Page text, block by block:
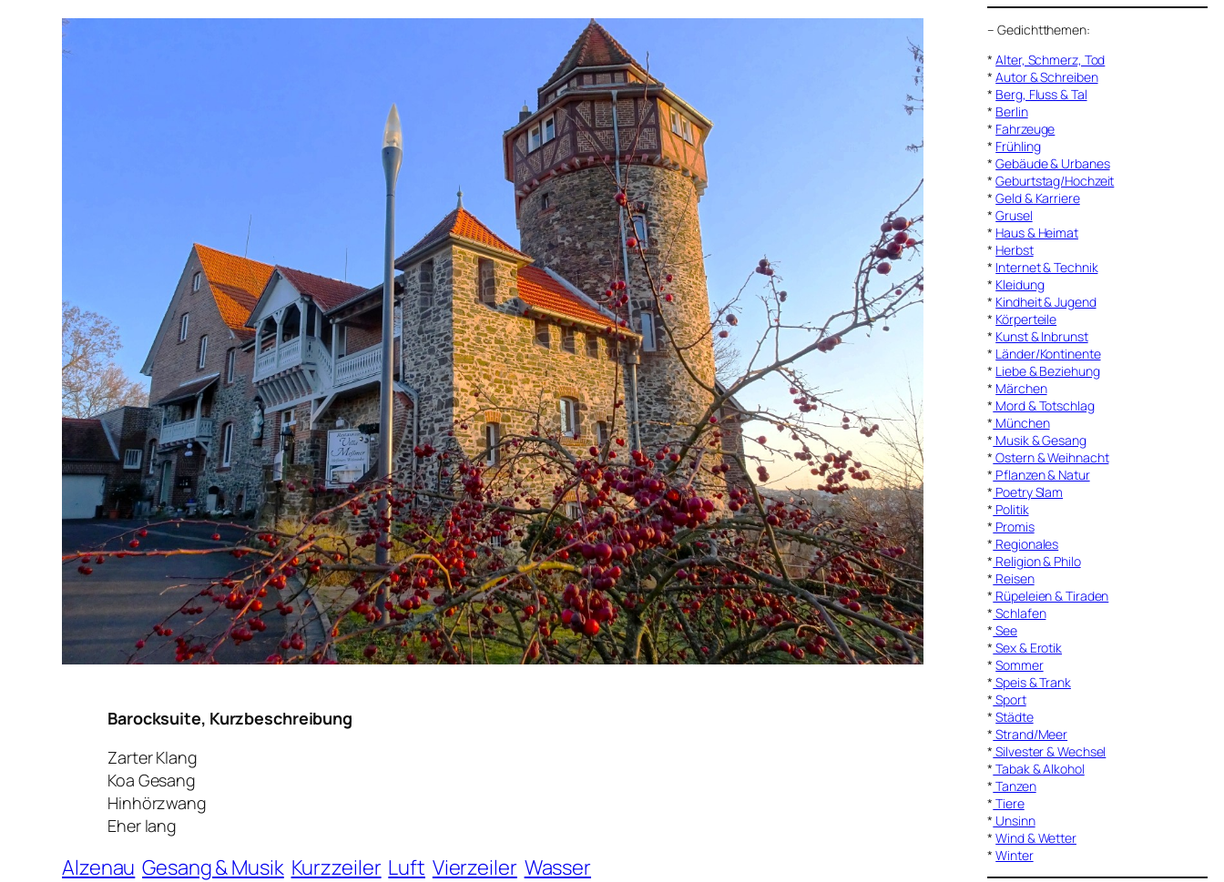
Barocksuite, Kurzbeschreibung
Zarter Klang
Koa Gesang
Hinhörzwang
Eher lang
Alzenau Gesang & Musik Kurzzeiler Luft Vierzeiler Wasser
–Gedichtthemen:
*Alter, Schmerz, Tod
*Autor & Schreiben
* Berg, Fluss & Tal
* Berlin
* Fahrzeuge
* Frühling
*Gebäude & Urbanes
*Geburtstag/Hochzeit
*Geld & Karriere
*Grusel
* Haus & Heimat
* Herbst
* Internet & Technik
* Kleidung
* Kindheit & Jugend
* Körperteile
* Kunst & Inbrunst
* Länder/Kontinente
* Liebe & Beziehung
* Märchen
* Mord & Totschlag
* München
* Musik & Gesang
* Ostern & Weihnacht
* Pflanzen & Natur
* Poetry Slam
* Politik
* Promis
* Regionales
* Religion & Philo
* Reisen
* Rüpeleien & Tiraden
* Schlafen
* See
* Sex & Erotik
*Sommer
* Speis & Trank
* Sport
*Städte
* Strand/Meer
* Silvester & Wechsel
* Tabak & Alkohol
* Tanzen
* Tiere
* Unsinn
*Wind & Wetter
*Winter